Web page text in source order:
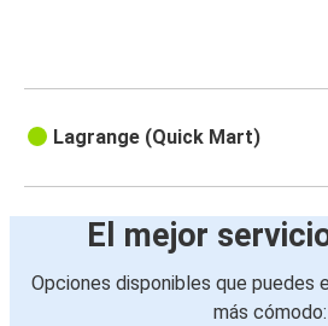
Lagrange (Quick Mart)
El mejor
Opciones disponibles que puedes
más cómodo: